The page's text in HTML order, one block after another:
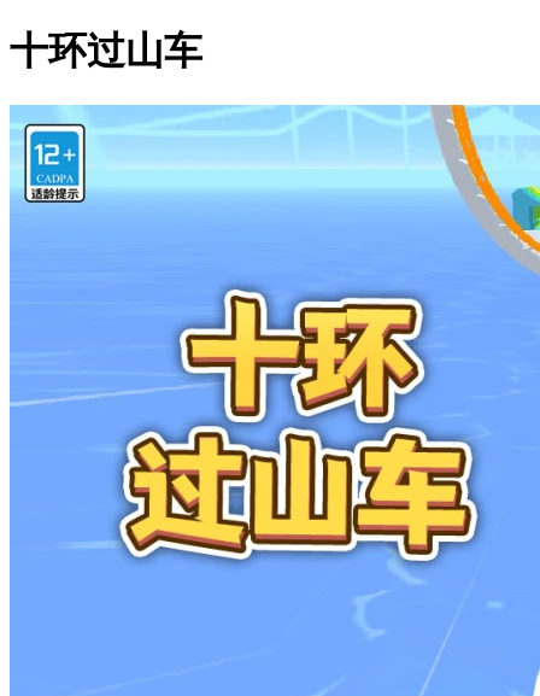
十环过山车